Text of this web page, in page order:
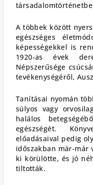
A többek között
egészséges
képességekkel is
1920-as évek
Népszerűsége
tevékenységéről,
Tanításai nyomán
súlyos vagy
halálos
egészségét.
előadásaival pedig
időszakban már-már
ki körülötte, és jó
tiltották.